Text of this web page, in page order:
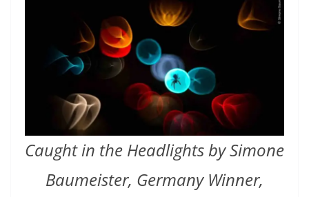
Caught in the Headlights by Simone
Baumeister, Germany Winner,